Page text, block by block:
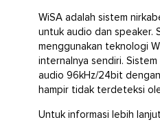
WiSA adalah sistem
untuk audio dan speaker.
menggunakan teknologi
internalnya sendiri. Sistem
audio 96kHz/24bit
hampir tidak terdeteksi
Untuk informasi lebih